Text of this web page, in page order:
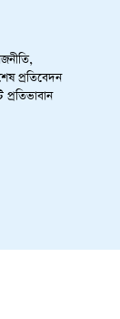
প্রতিবেদন